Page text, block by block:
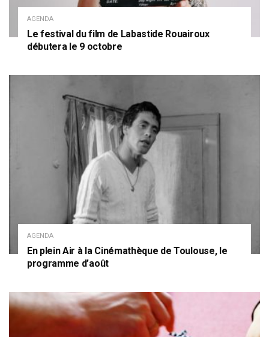
AGENDA
Le festival du film de Labastide Rouairoux
débutera le 9 octobre
AGENDA
En plein Air à la Cinémathèque de Toulouse, le
programme d’août